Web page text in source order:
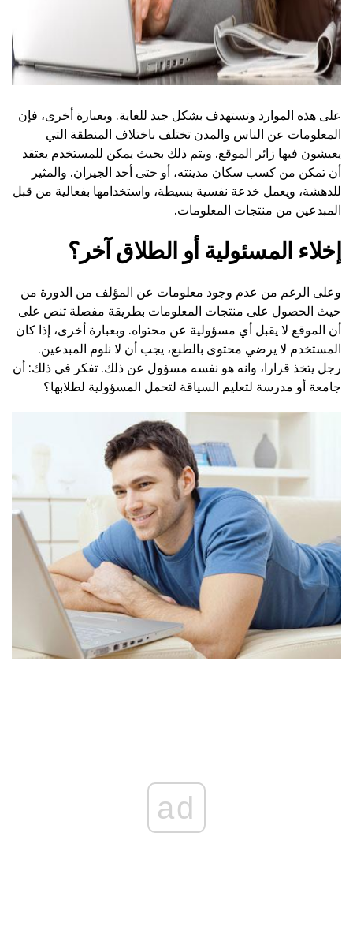
على هذه الموارد وتستهدف بشكل جيد للغاية. وبعبارة أخرى، فإن
المعلومات عن الناس والمدن تختلف باختلاف المنطقة التي
يعيشون فيها زائر الموقع. ويتم ذلك بحيث يمكن للمستخدم يعتقد
أن تمكن من كسب سكان مدينته، أو حتى أحد الجيران. والمثير
للدهشة، ويعمل خدعة نفسية بسيطة، واستخدامها بفعالية من قبل
المبدعين من منتجات المعلومات.
إخلاء المسئولية أو الطلاق آخر؟
وعلى الرغم من عدم وجود معلومات عن المؤلف من الدورة من
حيث الحصول على منتجات المعلومات بطريقة مفصلة تنص على
أن الموقع لا يقبل أي مسؤولية عن محتواه. وبعبارة أخرى، إذا كان
المستخدم لا يرضي محتوى بالطبع، يجب أن لا نلوم المبدعين.
رجل يتخذ قرارا، وانه هو نفسه مسؤول عن ذلك. تفكر في ذلك: أن
جامعة أو مدرسة لتعليم السياقة لتحمل المسؤولية لطلابها؟
ad